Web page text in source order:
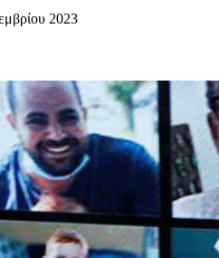
2023